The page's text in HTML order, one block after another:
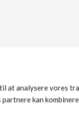
at analysere vores
kan